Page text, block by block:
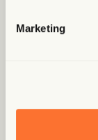
Marketing